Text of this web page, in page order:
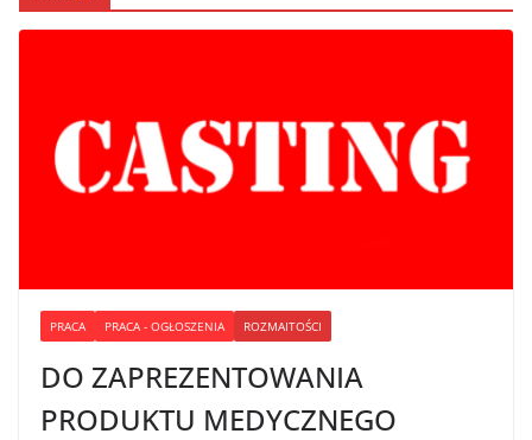
PRACA PRACA - OGŁOSZENIA ROZMAITOŚCI
DO ZAPREZENTOWANIA
PRODUKTU MEDYCZNEGO